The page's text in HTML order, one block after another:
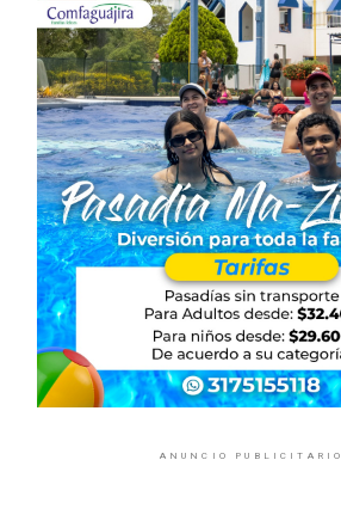
ANUNCIO PUBLICITARIO